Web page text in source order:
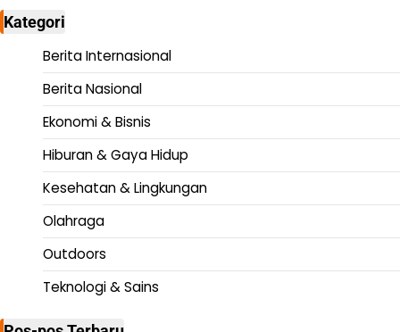
Kategori
Berita Internasional
Berita Nasional
Ekonomi & Bisnis
Hiburan & Gaya Hidup
Kesehatan & Lingkungan
Olahraga
Outdoors
Teknologi & Sains